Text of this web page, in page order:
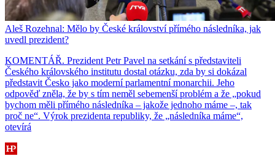
Aleš Rozehnal: Mělo by České království přímého následníka, jak
uvedl prezident?
KOMENTÁŘ. Prezident Petr Pavel na setkání s představiteli
Českého královského institutu dostal otázku, zda by si dokázal
představit Česko jako moderní parlamentní monarchii. Jeho
odpověď zněla, že by s tím neměl sebemenší problém a že „pokud
bychom měli přímého následníka – jakože jednoho máme –, tak
proč ne“. Výrok prezidenta republiky, že „následníka máme“,
otevírá